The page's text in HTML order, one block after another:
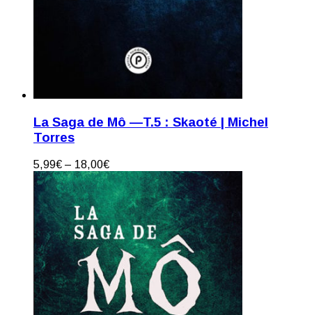
La Saga de Mô —T.5 : Skaoté | Michel
Torres
5,99€ – 18,00€